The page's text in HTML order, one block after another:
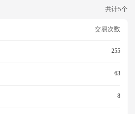
共计5个
交易次数
255
63
8